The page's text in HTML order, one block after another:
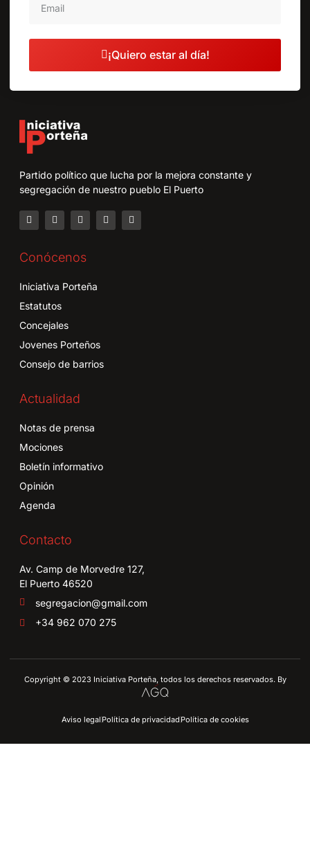
¡Quiero estar al día!
Partido político que lucha por la mejora constante y
segregación de nuestro pueblo El Puerto
Conócenos
Iniciativa Porteña
Estatutos
Concejales
Jovenes Porteños
Consejo de barrios
Actualidad
Notas de prensa
Mociones
Boletín informativo
Opinión
Agenda
Contacto
Av. Camp de Morvedre 127,
El Puerto 46520
segregacion@gmail.com
+34 962 070 275
Copyright © 2023 Iniciativa Porteña, todos los derechos reservados. By
Aviso legalPolítica de privacidadPolítica de cookies